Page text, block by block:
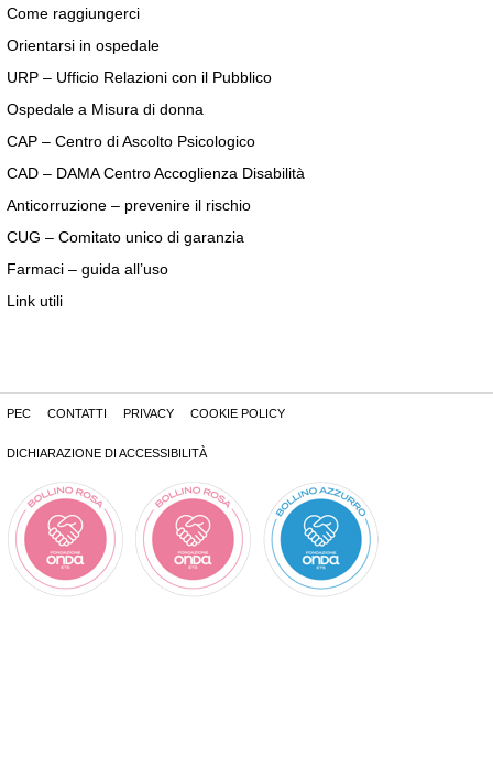
Come raggiungerci
Orientarsi in ospedale
URP – Ufficio Relazioni con il Pubblico
Ospedale a Misura di donna
CAP – Centro di Ascolto Psicologico
CAD – DAMA Centro Accoglienza Disabilità
Anticorruzione – prevenire il rischio
CUG – Comitato unico di garanzia
Farmaci – guida all’uso
Link utili
PEC CONTATTI PRIVACY COOKIE POLICY
DICHIARAZIONE DI ACCESSIBILITÀ